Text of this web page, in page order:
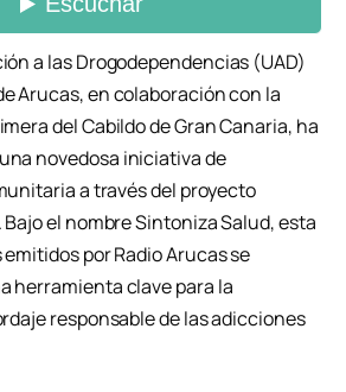
a las Drogodependencias (UAD)
Arucas, en colaboración con la
del Cabildo de Gran Canaria, ha
novedosa iniciativa de
a través del proyecto
Bajo el nombre Sintoniza Salud, esta
por Radio Arucas se
herramienta clave para la
responsable de las adicciones